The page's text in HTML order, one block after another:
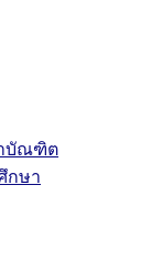
บัณฑิต
กษา